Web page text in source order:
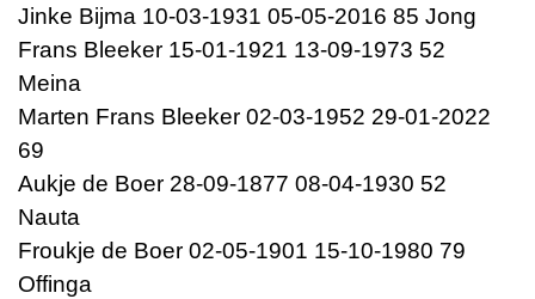
Jinke Bijma 10-03-1931 05-05-2016 85 Jong
Frans Bleeker 15-01-1921 13-09-1973 52
Meina
Marten Frans Bleeker 02-03-1952 29-01-2022
69
Aukje de Boer 28-09-1877 08-04-1930 52
Nauta
Froukje de Boer 02-05-1901 15-10-1980 79
Offinga